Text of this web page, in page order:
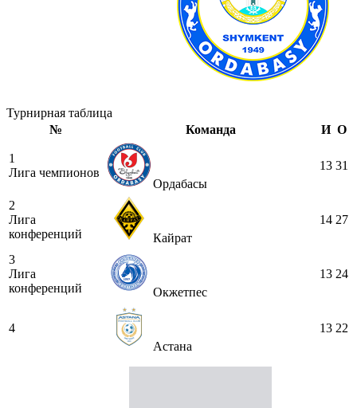
Турнирная таблица
№
Команда И О
1
Лига чемпионов
Ордабасы
13 31
2
Лига
конференций
Кайрат
14 27
3
Лига
конференций
Окжетпес
13 24
4
Астана
13 22